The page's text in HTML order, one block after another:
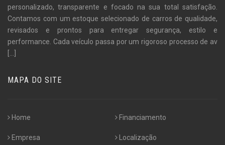
personalizado, transparente e focado na sua total satisfação.
Contamos com um estoque selecionado de carros de qualidade,
revisados e prontos para entregar segurança, estilo e
performance. Cada veículo passa por um rigoroso processo de av
[...]
MAPA DO SITE
Home
Empresa
Financiamento
Localização